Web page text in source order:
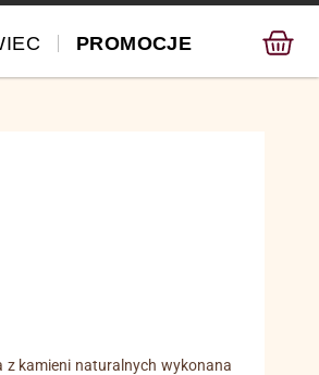
PROMOCJE
z kamieni naturalnych wykonana